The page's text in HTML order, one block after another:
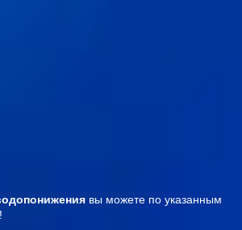
вы можете по указанным